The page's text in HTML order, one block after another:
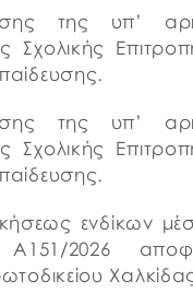
της υπ’
Σχολικής
της υπ’
Σχολικής
ενδίκων
2026